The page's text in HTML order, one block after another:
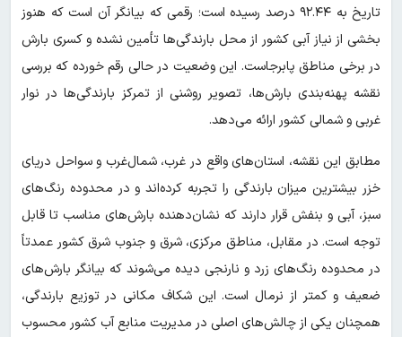
تاریخ به ۹۲.۴۴ درصد رسیده است؛ رقمی که بیانگر آن است که هنوز
بخشی از نیاز آبی کشور از محل بارندگی‌ها تأمین نشده و کسری بارش
در برخی مناطق پابرجاست. این وضعیت در حالی رقم خورده که بررسی
نقشه پهنه‌بندی بارش‌ها، تصویر روشنی از تمرکز بارندگی‌ها در نوار
غربی و شمالی کشور ارائه می‌دهد.
مطابق این نقشه، استان‌های واقع در غرب، شمال‌غرب و سواحل دریای
خزر بیشترین میزان بارندگی را تجربه کرده‌اند و در محدوده رنگ‌های
سبز، آبی و بنفش قرار دارند که نشان‌دهنده بارش‌های مناسب تا قابل
توجه است. در مقابل، مناطق مرکزی، شرق و جنوب شرق کشور عمدتاً
در محدوده رنگ‌های زرد و نارنجی دیده می‌شوند که بیانگر بارش‌های
ضعیف و کمتر از نرمال است. این شکاف مکانی در توزیع بارندگی،
همچنان یکی از چالش‌های اصلی در مدیریت منابع آب کشور محسوب